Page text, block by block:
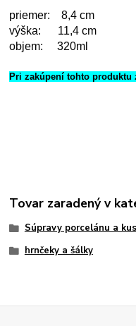
priemer:    8,4 cm
výška:      11,4 cm
objem:     320ml
Pri zakúpení tohto produktu
Tovar zaradený v
Súpravy porcelánu a
hrnčeky a šálky